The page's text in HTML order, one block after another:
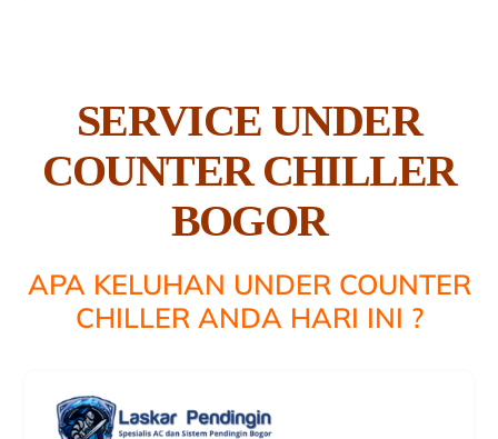
SERVICE UNDER
COUNTER CHILLER
BOGOR
APA KELUHAN UNDER COUNTER
CHILLER ANDA HARI INI ?